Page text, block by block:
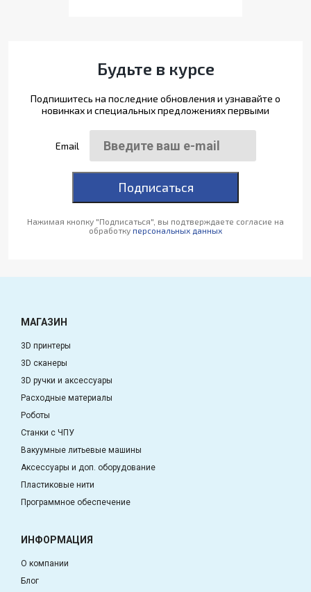
Будьте в курсе
Подпишитесь на последние обновления и узнавайте о
новинках и специальных предложениях первыми
Email
Подписаться
Нажимая кнопку "Подписаться", вы подтверждаете согласие на
обработку персональных данных
МАГАЗИН
3D принтеры
3D сканеры
3D ручки и аксессуары
Расходные материалы
Роботы
Станки с ЧПУ
Вакуумные литьевые машины
Аксессуары и доп. оборудование
Пластиковые нити
Программное обеспечение
ИНФОРМАЦИЯ
О компании
Блог